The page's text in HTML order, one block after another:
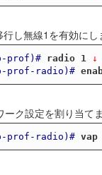
し無線1を有効にし
prof)# radio 1
↓
prof-radio)#
ーク設定を割り当て
prof-radio)# vap